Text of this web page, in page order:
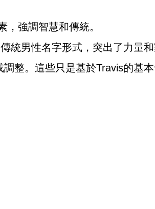
強調智慧和傳統。
統男性名字形式，突出了力量和
整。這些只是基於Travis的基